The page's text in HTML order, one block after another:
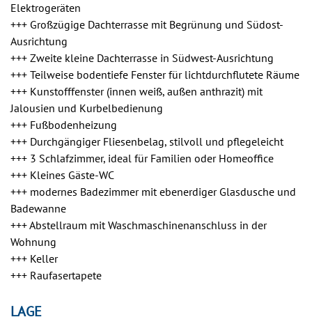
Elektrogeräten
+++ Großzügige Dachterrasse mit Begrünung und Südost-
Ausrichtung
+++ Zweite kleine Dachterrasse in Südwest-Ausrichtung
+++ Teilweise bodentiefe Fenster für lichtdurchflutete Räume
+++ Kunstofffenster (innen weiß, außen anthrazit) mit
Jalousien und Kurbelbedienung
+++ Fußbodenheizung
+++ Durchgängiger Fliesenbelag, stilvoll und pflegeleicht
+++ 3 Schlafzimmer, ideal für Familien oder Homeoffice
+++ Kleines Gäste-WC
+++ modernes Badezimmer mit ebenerdiger Glasdusche und
Badewanne
+++ Abstellraum mit Waschmaschinenanschluss in der
Wohnung
+++ Keller
+++ Raufasertapete
LAGE